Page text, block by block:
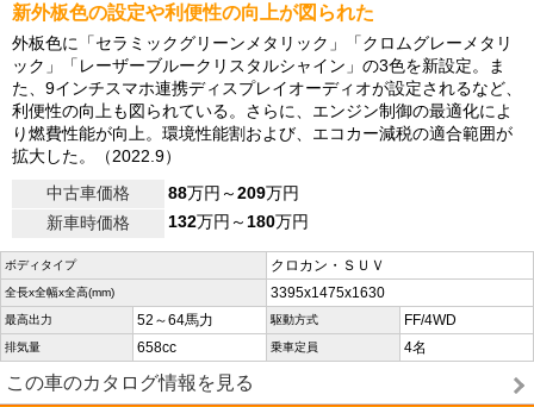
新外板色の設定や利便性の向上が図られた
外板色に「セラミックグリーンメタリック」「クロムグレーメタリ
ック」「レーザーブルークリスタルシャイン」の3色を新設定。ま
た、9インチスマホ連携ディスプレイオーディオが設定されるなど、
利便性の向上も図られている。さらに、エンジン制御の最適化によ
り燃費性能が向上。環境性能割および、エコカー減税の適合範囲が
拡大した。（2022.9）
中古車価格
88万円～209万円
新車時価格
132万円～180万円
ボディタイプ クロカン・ＳＵＶ
全長x全幅x全高(mm) 3395x1475x1630
最高出力 52～64馬力 駆動方式 FF/4WD
排気量 658cc 乗車定員 4名
この車のカタログ情報を見る